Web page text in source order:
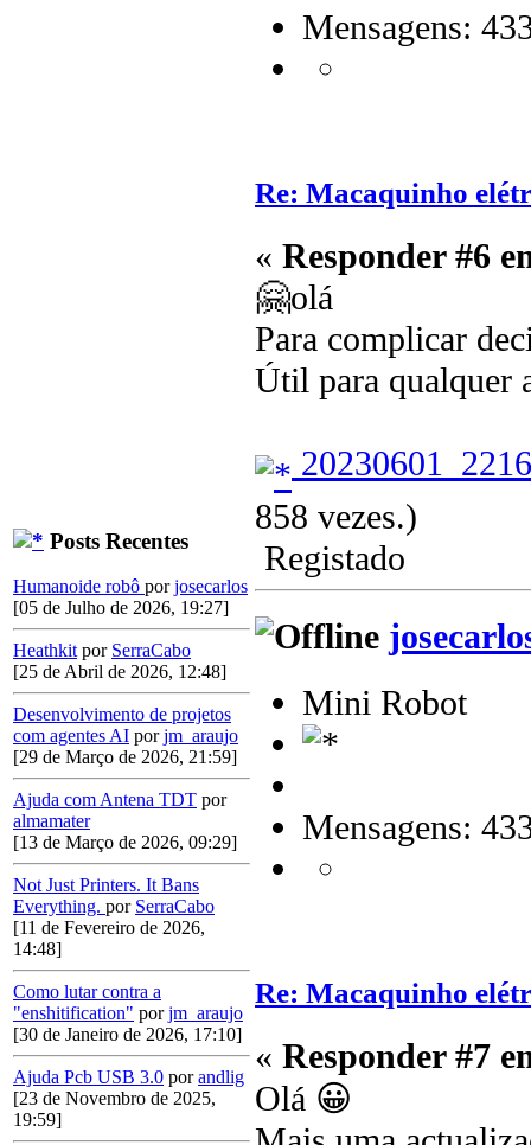
Posts Recentes
Humanoide robô porjosecarlos
[05 de Julho de 2026, 19:27]
Heathkit por SerraCabo
[25 de Abril de 2026, 12:48]
Desenvolvimento de projetos
com agentes AI porjm_araujo
[29 de Março de 2026, 21:59]
Ajuda com Antena TDT por
almamater
[13 de Março de 2026, 09:29]
Not Just Printers. It Bans
Everything. por SerraCabo
[11 de Fevereiro de 2026,
14:48]
Como lutar contra a
"enshitification" porjm_araujo
[30 de Janeiro de 2026, 17:10]
Ajuda Pcb USB 3.0 porandlig
[23 de Novembro de 2025,
19:59]
Mensagens:
Re: Macaquinho
« Responder #6
🤗olá
Para complicar
Útil para qualquer
858 vezes.)
Registado
Mini Robot
Mensagens:
Re: Macaquinho
« Responder #7
Olá 😀